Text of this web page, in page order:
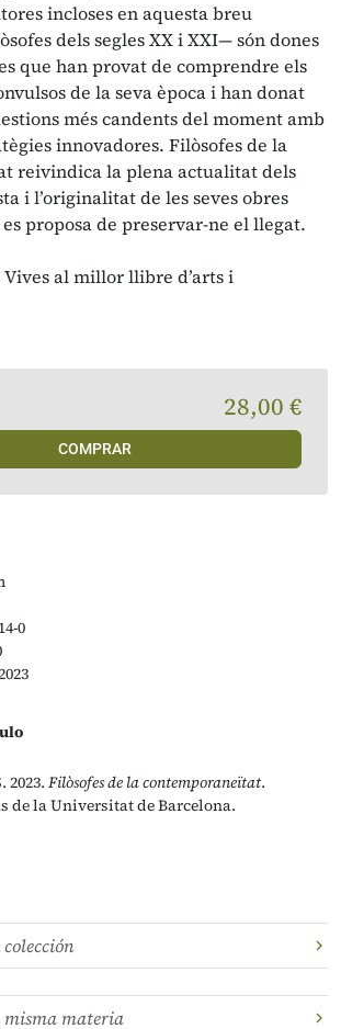
incloses en aquesta breu
dels segles XX i XXI— són dones
que han provat de comprendre els
de la seva època i han donat
més candents del moment amb
innovadores. Filòsofes de la
reivindica la plena actualitat dels
i l’originalitat de les seves obres
proposa de preservar-ne el llegat.
al millor llibre d’arts i
0
2023. Filòsofes de la contemporaneïtat.
de la Universitat de Barcelona.
28,00 €
COMPRAR
misma materia